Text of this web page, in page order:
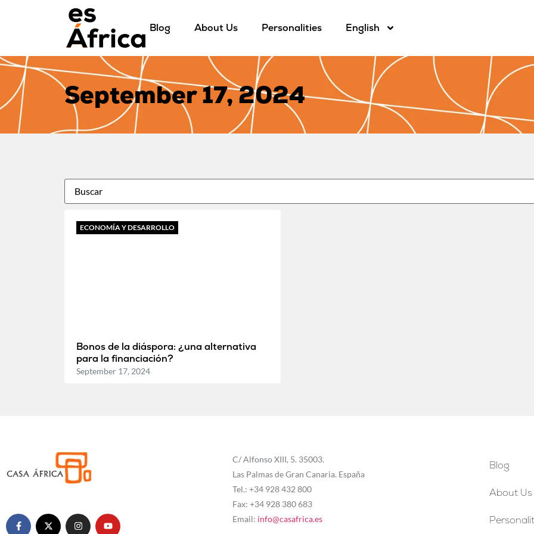
Blog About Us Personalities English
September 17, 2024
ECONOMÍA Y DESARROLLO
Bonos de la diáspora: ¿una alternativa
para la financiación?
September 17, 2024
C/ Alfonso XIII, 5. 35003.
Las Palmas de Gran Canaria. España
Tel.: +34 928 432 800
Fax: +34 928 380 683
Email: info@casafrica.es
Blog
About Us